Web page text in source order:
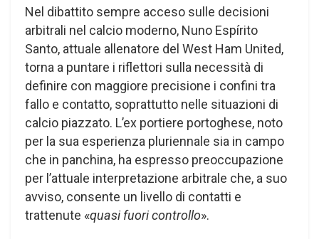
Nel dibattito sempre acceso sulle decisioni
arbitrali nel calcio moderno, Nuno Espírito
Santo, attuale allenatore del West Ham United,
torna a puntare i riflettori sulla necessità di
definire con maggiore precisione i confini tra
fallo e contatto, soprattutto nelle situazioni di
calcio piazzato. L’ex portiere portoghese, noto
per la sua esperienza pluriennale sia in campo
che in panchina, ha espresso preoccupazione
per l’attuale interpretazione arbitrale che, a suo
avviso, consente un livello di contatti e
trattenute «quasi fuori controllo».